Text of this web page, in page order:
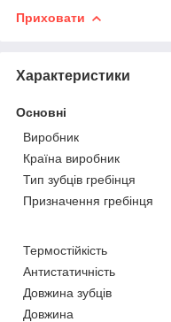
Приховати
Характеристики
Основні
Виробник
Країна виробник
Тип зубців гребінця
Призначення гребінця
Термостійкість
Антистатичність
Довжина зубців
Довжина